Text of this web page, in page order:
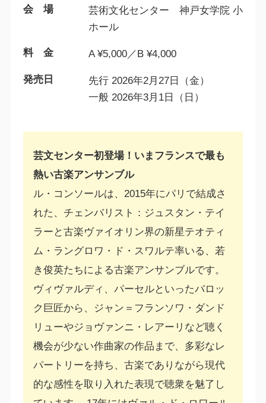
会 場
芸術文化センター 神戸女学院 小
ホール
料 金 A ¥5,000／B ¥4,000
発売日
先行 2026年2月27日（金）
一般 2026年3月1日（日）
芸文センター初登場！いまフランスで最も
熱い古楽アンサンブル
ル・コンソールは、2015年にパリで結成さ
れた、チェンバリスト：ジュスタン・テイ
ラーと古楽ヴァイオリン界の新星テオティ
ム・ラングロワ・ド・スワルテ率いる、若
き俊英たちによる古楽アンサンブルです。
ヴィヴァルディ、パーセルといったバロッ
ク巨匠から、ジャン＝フランソワ・ダンド
リューやジョヴァンニ・レアーリなど聴く
機会が少ない作曲家の作品まで、多彩なレ
パートリーを持ち、古楽でありながら現代
的な感性を取り入れた表現で聴衆を魅了し